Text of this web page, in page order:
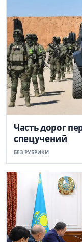
Часть дорог
спецучений
БЕЗ РУБРИКИ